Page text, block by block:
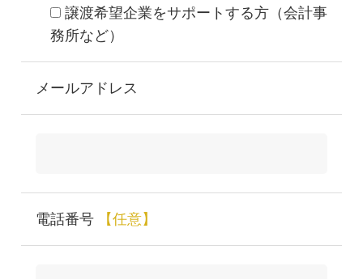
譲渡希望企業をサポートする方（会計事
務所など）
メールアドレス
電話番号 【任意】